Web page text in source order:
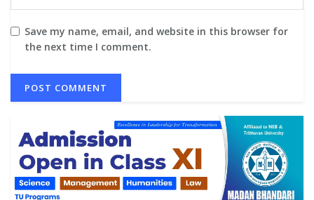
Save my name, email, and website in this browser for
the next time I comment.